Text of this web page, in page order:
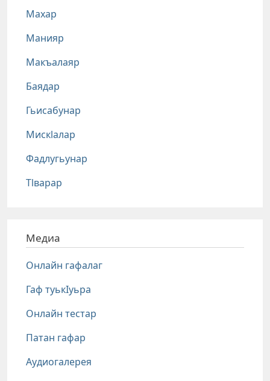
Махар
Манияр
Макъалаяр
Баядар
Гьисабунар
Мискlалар
Фадлугьунар
Тlварар
Медиа
Онлайн гафалаг
Гаф туькIуьра
Онлайн тестар
Патан гафар
Аудиогалерея